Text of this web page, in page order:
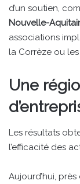
d’un soutien,
Nouvelle-
associations
la Corrèze ou
Une
Les résultats
l’efficacité des
Aujourd’hui, près